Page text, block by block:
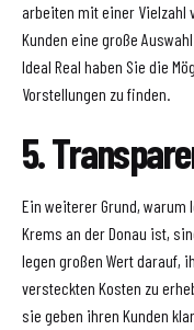
arbeiten mit einer Vielzahl
Kunden eine große
Ideal Real haben Sie die
Vorstellungen zu finden.
5.
Ein weiterer Grund, warum
Krems an der Donau ist,
legen großen Wert darauf,
versteckten Kosten zu
sie geben ihren Kunden